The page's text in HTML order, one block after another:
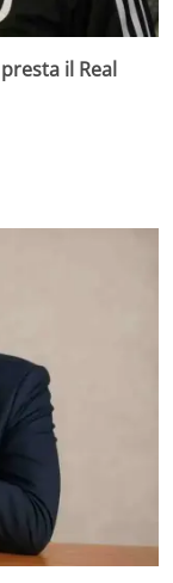
il Real